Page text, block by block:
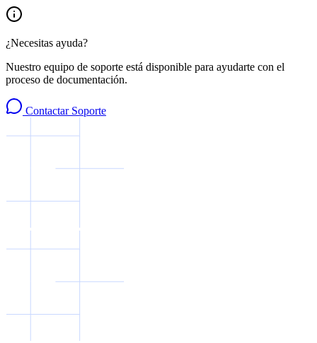
¿Necesitas ayuda?
Nuestro equipo de soporte está disponible para ayudarte con el
proceso de documentación.
Contactar Soporte